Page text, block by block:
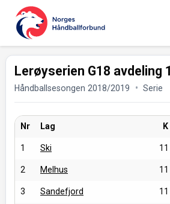
Lerøyserien G18 avdeling 1
Håndballsesongen 2018/2019 Serie
Nr Lag K
1 Ski 11
2 Melhus 11
3 Sandefjord 11